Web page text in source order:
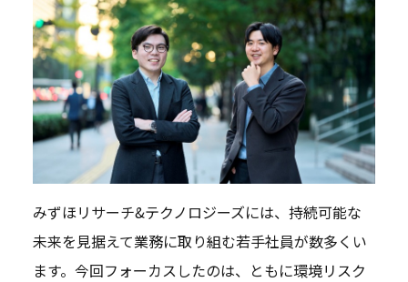
みずほリサーチ&テクノロジーズには、持続可能な
未来を見据えて業務に取り組む若手社員が数多くい
ます。今回フォーカスしたのは、ともに環境リスク